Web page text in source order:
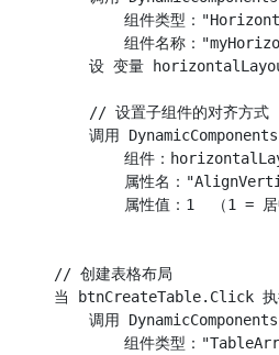
组件类型：
组件名称：
设 变量
    // 设置子组件的对齐方式
调用
组件：
属性名：
属性值：1  （1 = 居
// 创建表格布局
当 btnCreateTable.Click 执
调用
组件类型：